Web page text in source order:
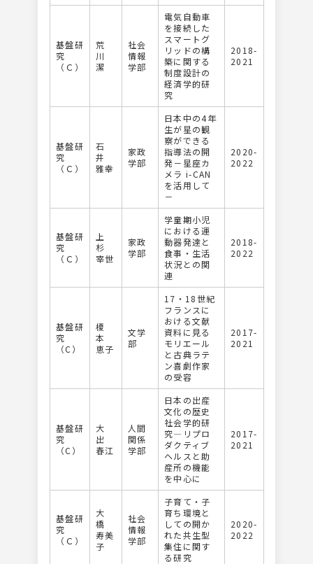
基盤研
究
（Ｃ）
荒
川
潔
社会
情報
学部
電気自動車
を接続した
スマートグ
リッドの構
築に関する
制度設計の
経済学的研
究
2018-
2021
基盤研
究
（Ｃ）
石
井
雅幸
家政
学部
日本中の4年
生が星の観
察ができる
指導法の開
発－星座カ
メラ i-CAN
を活用して
－
2020-
2022
基盤研
究
（Ｃ）
上
杉
宰世
家政
学部
学童期小児
における運
動器発達と
食事・生活
状況との関
連
2018-
2022
基盤研
究
（C）
榎
本
恵子
文学
部
17・18世紀
フランスに
おける文献
資料に見る
モリエール
と古典ラテ
ン喜劇作家
の受容
2017-
2021
基盤研
究
（C）
大
出
春江
人間
関係
学部
日本の出産
文化の歴史
社会学的研
究―リプロ
ダクティブ
ヘルスと助
産所の機能
を中心に
2017-
2021
基盤研
究
（Ｃ）
大
橋
寿美
子
社会
情報
学部
子育て・子
育ち環境と
しての開か
れた共生型
集住に関す
る研究
2020-
2022